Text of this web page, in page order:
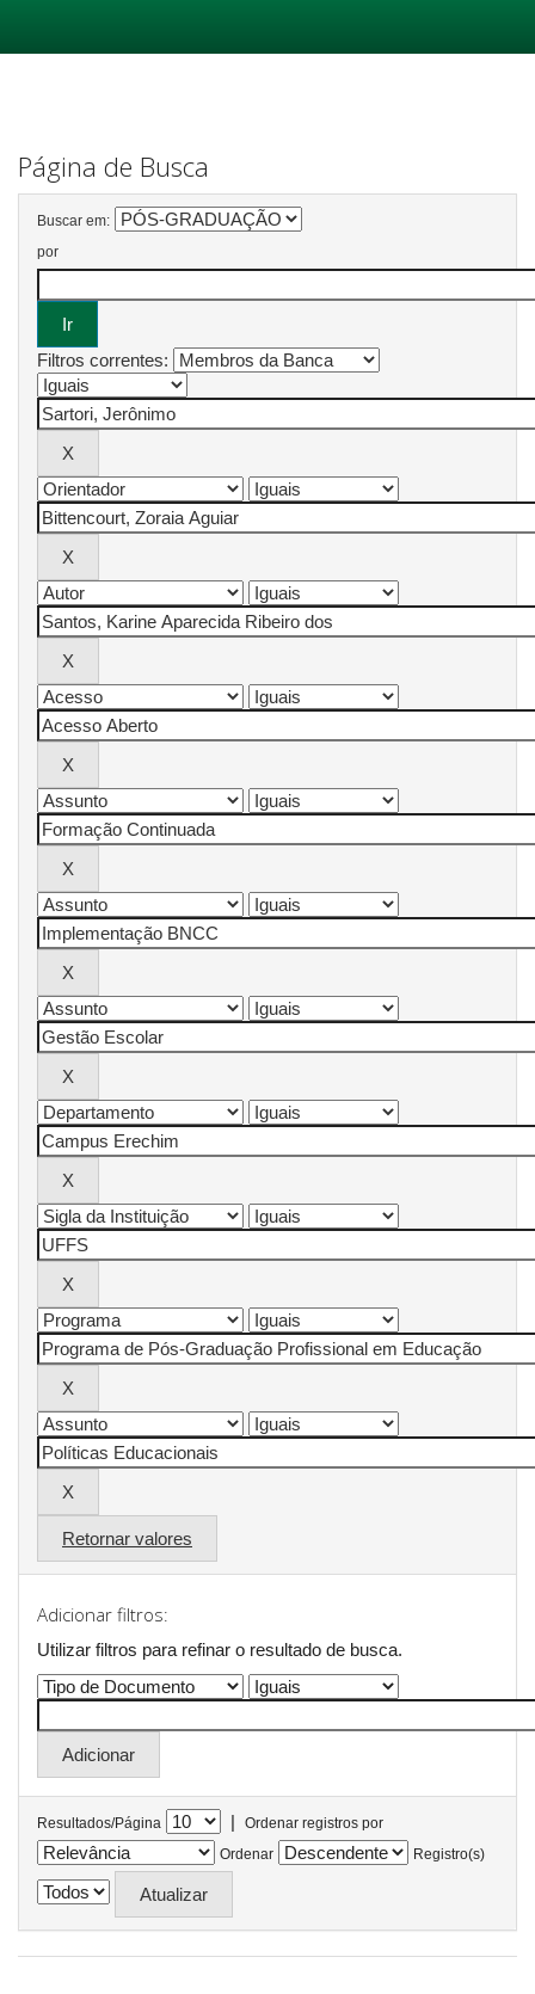
Página de Busca
Buscar em:
por
Filtros correntes:
Retornar valores
Adicionar filtros:
Utilizar filtros para refinar o resultado de busca.
Resultados/Página |
Ordenar registros por
Ordenar
Registro(s)